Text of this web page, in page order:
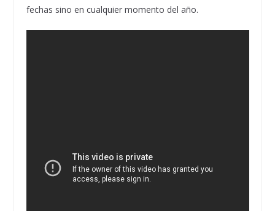
fechas sino en cualquier momento del año.